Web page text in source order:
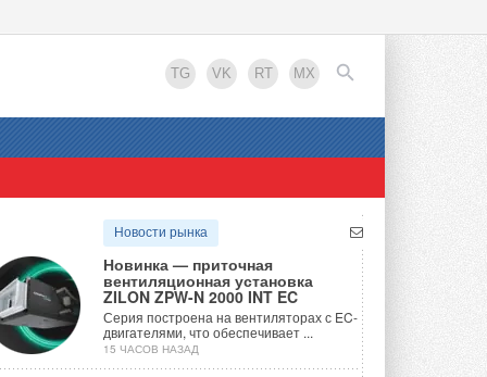
TG VK RT MX
EN
Новости рынка
Новинка — приточная
вентиляционная установка
ZILON ZPW-N 2000 INT EC
Серия построена на вентиляторах с EC-
двигателями, что обеспечивает ...
15 ЧАСОВ НАЗАД